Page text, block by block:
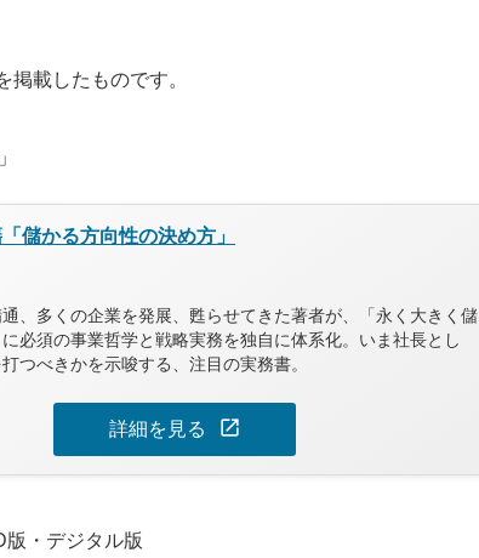
載したものです。
儲かる方向性の決め方」
、多くの企業を発展、甦らせてきた著者が、「永く大きく儲
必須の事業哲学と戦略実務を独自に体系化。いま社長とし
つべきかを示唆する、注目の実務書。
詳細を見る open_in_new
・デジタル版